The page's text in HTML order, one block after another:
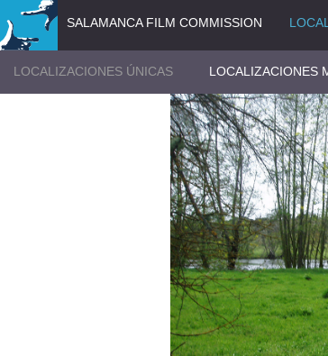
SALAMANCA FILM COMMISSION
LOCALIZACIONES ÚNICAS LOCALIZACIONES